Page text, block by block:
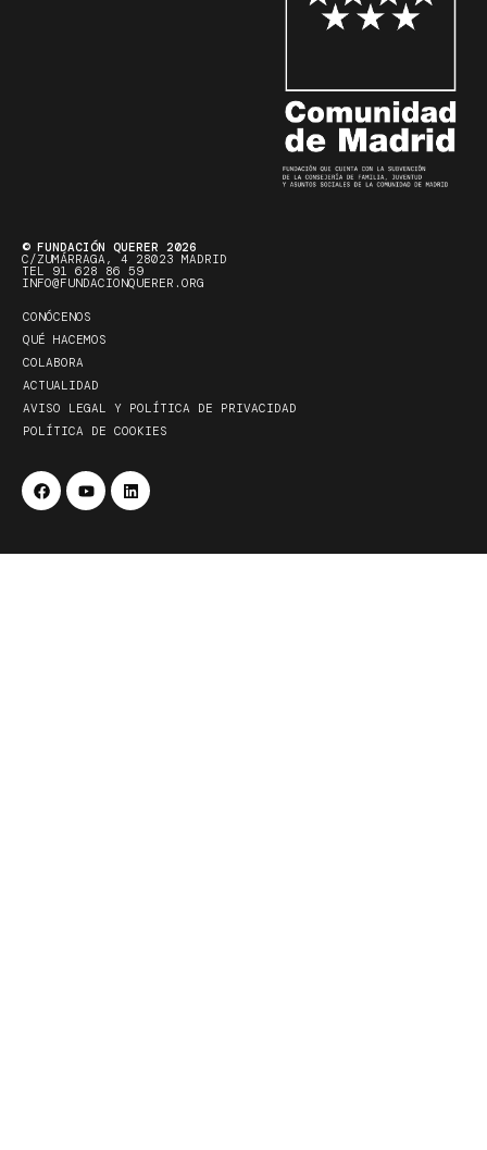
© FUNDACIÓN QUERER 2026
C/ZUMÁRRAGA, 4 28023 MADRID
TEL 91 628 86 59
INFO@FUNDACIONQUERER.ORG
CONÓCENOS
QUÉ HACEMOS
COLABORA
ACTUALIDAD
AVISO LEGAL Y POLÍTICA DE PRIVACIDAD
POLÍTICA DE COOKIES